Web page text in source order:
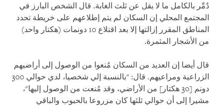
دُمِّر بالكامل ما لا يقل عن ثلث الغابة. قال الشخص البارز في
المجتمع المحلي إن السكان لم يتم إطلاعهم على خريطة تحدد
المناطق المقرر إزالتها إلا بعد اقتلاع 10 دونمات (هكتار واحد)
من الأشجار المثمرة.
قال أيضا إن العديد من السكان مُنعوا من الوصول إلى أراضيهم
الزراعية ومراعيهم. قال: "بالنسبة إلي شخصيا، لدي حوالي 300
دونم [30 هكتار] من الأراضي، وقد مُنعت من الوصول إليها"،
مشيرا إلى أن حوالي ثلثها كان مزروعا بالحبوب والباقي